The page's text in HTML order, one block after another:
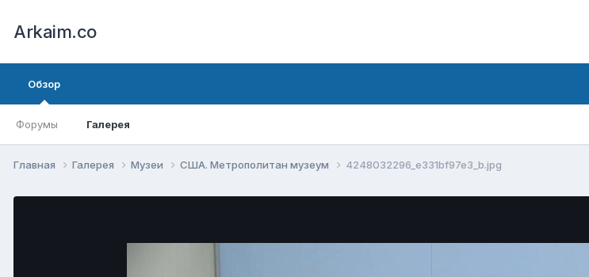
Arkaim.co
Обзор
Форумы Галерея
Главная Галерея Музеи США. Метрополитан музеум 4248032296_e331bf97e3_b.jpg